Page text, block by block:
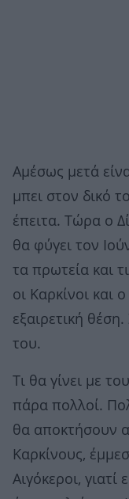
Αμέσως μετά
μπει στον δικό
έπειτα. Τώρα ο
θα φύγει τον
τα πρωτεία και
οι Καρκίνοι και
εξαιρετική
του.
Τι θα γίνει με
πάρα πολλοί.
θα αποκτήσουν
Καρκίνους,
Αιγόκεροι, γιατί